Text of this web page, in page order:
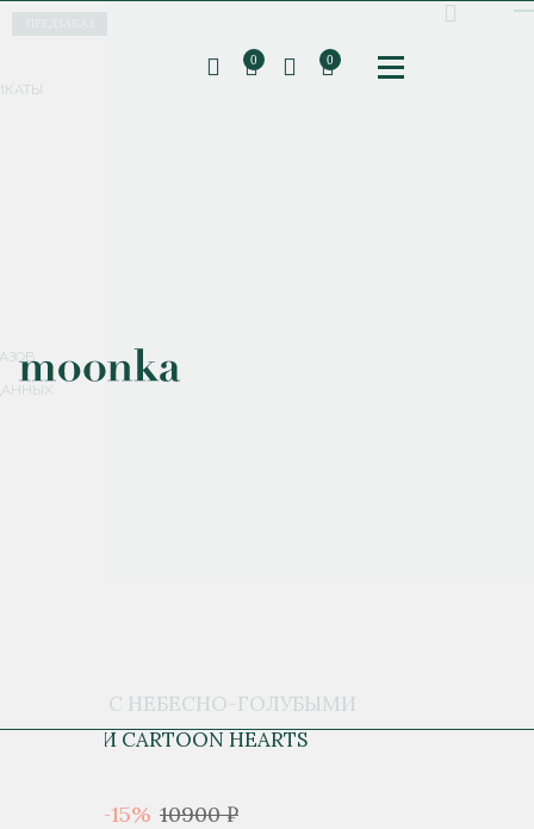
Соглашаюсь с
0 0
ПУСЕТЫ C НЕБЕСНО-ГОЛУБЫМИ
АГАТАМИ CARTOON HEARTS
-15% 10900 ₽